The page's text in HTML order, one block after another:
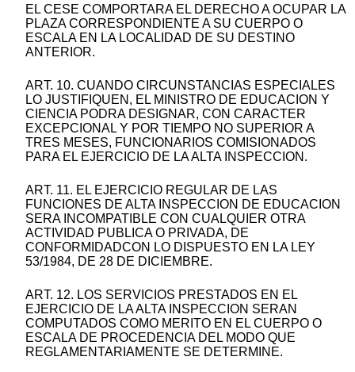
EL CESE COMPORTARA EL DERECHO A OCUPAR LA
PLAZA CORRESPONDIENTE A SU CUERPO O
ESCALA EN LA LOCALIDAD DE SU DESTINO
ANTERIOR.
ART. 10. CUANDO CIRCUNSTANCIAS ESPECIALES
LO JUSTIFIQUEN, EL MINISTRO DE EDUCACION Y
CIENCIA PODRA DESIGNAR, CON CARACTER
EXCEPCIONAL Y POR TIEMPO NO SUPERIOR A
TRES MESES, FUNCIONARIOS COMISIONADOS
PARA EL EJERCICIO DE LA ALTA INSPECCION.
ART. 11. EL EJERCICIO REGULAR DE LAS
FUNCIONES DE ALTA INSPECCION DE EDUCACION
SERA INCOMPATIBLE CON CUALQUIER OTRA
ACTIVIDAD PUBLICA O PRIVADA, DE
CONFORMIDADCON LO DISPUESTO EN LA LEY
53/1984, DE 28 DE DICIEMBRE.
ART. 12. LOS SERVICIOS PRESTADOS EN EL
EJERCICIO DE LA ALTA INSPECCION SERAN
COMPUTADOS COMO MERITO EN EL CUERPO O
ESCALA DE PROCEDENCIA DEL MODO QUE
REGLAMENTARIAMENTE SE DETERMINE.